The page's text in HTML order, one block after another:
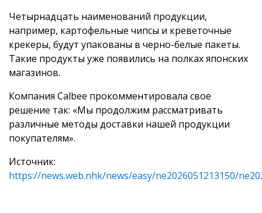
Четырнадцать наименований продукции,
например, картофельные чипсы и креветочные
крекеры, будут упакованы в черно-белые пакеты.
Такие продукты уже появились на полках японских
магазинов.
Компания Calbee прокомментировала свое
решение так: «Мы продолжим рассматривать
различные методы доставки нашей продукции
покупателям».
Источник:
https://news.web.nhk/news/easy/ne2026051213150/